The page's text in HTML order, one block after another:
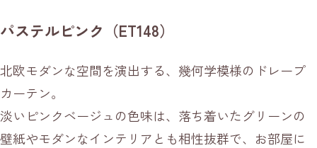
パステルピンク（ET148）
北欧モダンな空間を演出する、幾何学模様のドレープ
カーテン。
淡いピンクベージュの色味は、落ち着いたグリーンの
壁紙やモダンなインテリアとも相性抜群で、お部屋に